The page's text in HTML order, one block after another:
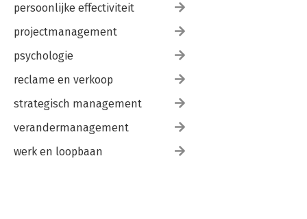
persoonlijke effectiviteit
projectmanagement
psychologie
reclame en verkoop
strategisch management
verandermanagement
werk en loopbaan